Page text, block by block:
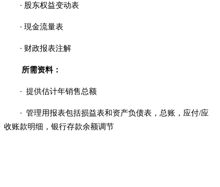
· 股东权益变动表
· 現金流量表
· 财政报表注解
所需资料：
· 提供估计年销售总额
· 管理用报表包括损益表和资产负债表，总账，应付/应
收账款明细，银行存款余额调节